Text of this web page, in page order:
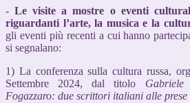
- Le visite a mostre o eventi
riguardanti l’arte, la musica e la
gli eventi più recenti a cui hanno
si segnalano:
1) La conferenza sulla cultura russa,
Settembre 2024, dal titolo
Fogazzaro: due scrittori italiani alle prese